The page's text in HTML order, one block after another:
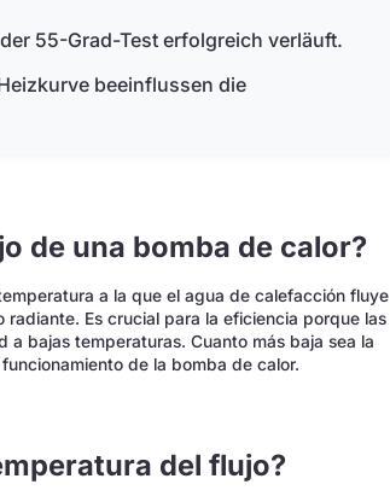
55-Grad-Test erfolgreich verläuft.
beeinflussen die
de una bomba de calor?
a la que el agua de calefacción fluye
Es crucial para la eficiencia porque las
bajas temperaturas. Cuanto más baja sea la
de la bomba de calor.
del flujo?